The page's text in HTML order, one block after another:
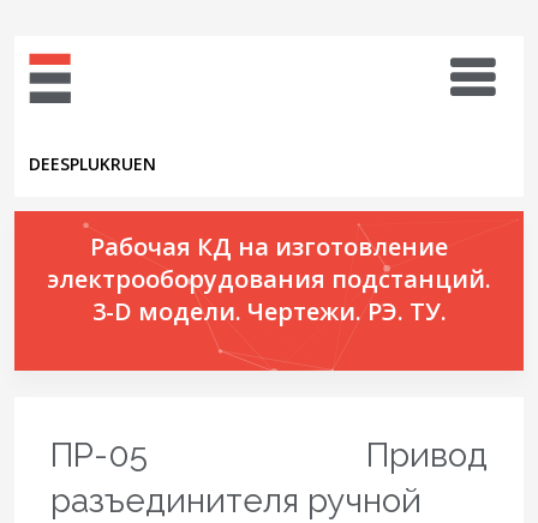
DEESPLUKRUEN
Рабочая КД на изготовление
электрооборудования подстанций.
3-D модели. Чертежи. РЭ. ТУ.
ПР-05 Привод
разъединителя ручной